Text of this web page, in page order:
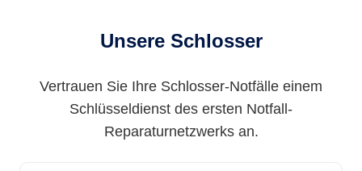
Unsere Schlosser
Vertrauen Sie Ihre Schlosser-Notfälle einem
Schlüsseldienst des ersten Notfall-
Reparaturnetzwerks an.